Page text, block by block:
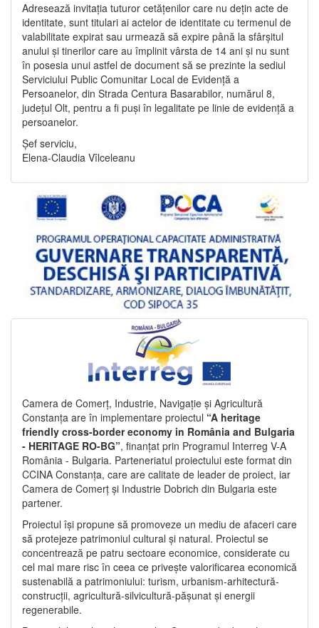
Adresează invitația tuturor cetățenilor care nu dețin acte de
identitate, sunt titulari ai actelor de identitate cu termenul de
valabilitate expirat sau urmează să expire până la sfârșitul
anului și tinerilor care au împlinit vârsta de 14 ani și nu sunt
în posesia unui astfel de document să se prezinte la sediul
Serviciului Public Comunitar Local de Evidență a
Persoanelor, din Strada Centura Basarabilor, numărul 8,
județul Olt, pentru a fi puși în legalitate pe linie de evidență a
persoanelor.
Șef serviciu,
Elena-Claudia Vîlceleanu
Camera de Comerț, Industrie, Navigație și Agricultură
Constanța are în implementare proiectul “A heritage
friendly cross-border economy in România and Bulgaria
- HERITAGE RO-BG”, finanțat prin Programul Interreg V-A
România - Bulgaria. Parteneriatul proiectului este format din
CCINA Constanța, care are calitate de leader de proiect, iar
Camera de Comerț și Industrie Dobrich din Bulgaria este
partener.
Proiectul își propune să promoveze un mediu de afaceri care
să protejeze patrimoniul cultural și natural. Proiectul se
concentrează pe patru sectoare economice, considerate cu
cel mai mare risc în ceea ce privește valorificarea economică
sustenabilă a patrimoniului: turism, urbanism-arhitectură-
construcții, agricultură-silvicultură-pășunat și energii
regenerabile.